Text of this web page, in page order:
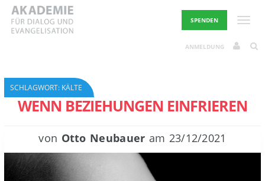
Skip
content
SPENDEN
ANMELDUNG
SCHLAGWORT: KÄLTE
WENN BEZIEHUNGEN EINFRIEREN
von Otto Neubauer am 23/12/2021